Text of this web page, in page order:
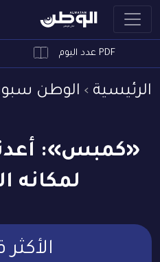
PDF عدد اليوم
الرئيسية الوطن
«كمبس»:
لمكانه